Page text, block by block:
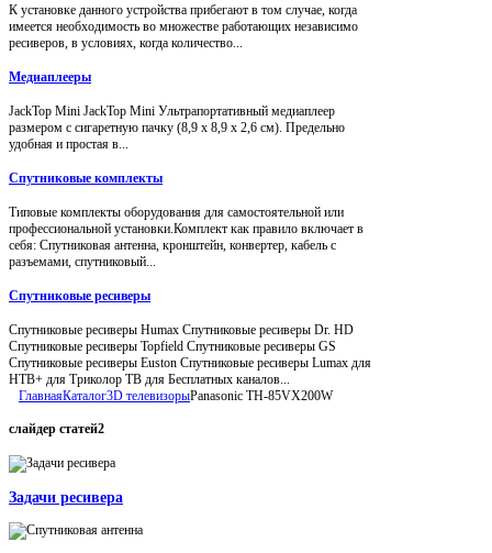
К установке данного устройства прибегают в том случае, когда
имеется необходимость во множестве работающих независимо
ресиверов, в условиях, когда количество...
Медиаплееры
JackTop Mini JackTop Mini Ультрапортативный медиаплеер
размером с сигаретную пачку (8,9 x 8,9 x 2,6 см). Предельно
удобная и простая в...
Спутниковые комплекты
Типовые комплекты оборудования для самостоятельной или
профессиональной установки.Комплект как правило включает в
себя: Спутниковая антенна, кронштейн, конвертер, кабель с
разъемами, спутниковый...
Спутниковые ресиверы
Спутниковые ресиверы Humax Спутниковые ресиверы Dr. HD
Спутниковые ресиверы Topfield Спутниковые ресиверы GS
Спутниковые ресиверы Euston Спутниковые ресиверы Lumax для
НТВ+ для Триколор ТВ для Бесплатных каналов...
ГлавнаяКаталог3D телевизорыPanasonic TH-85VX200W
слайдер статей2
Задачи ресивера